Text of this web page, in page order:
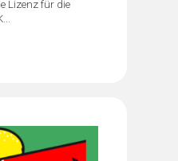
Lizenz für die